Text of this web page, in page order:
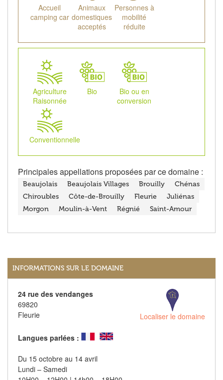
Accueil
camping car
Animaux
domestiques
acceptés
Personnes à
mobilité
réduite
Agriculture
Raisonnée
Bio
Bio ou en
conversion
Conventionnelle
Principales appellations proposées par ce domaine :
Beaujolais Beaujolais Villages Brouilly
Chénas
Chiroubles
Côte-de-Brouilly Fleurie
Juliénas
Morgon
Moulin-à-Vent Régnié Saint-Amour
INFORMATIONS SUR LE DOMAINE
24 rue des vendanges
69820
Fleurie
Localiser le domaine
Langues parlées :
Du 15 octobre au 14 avril
Lundi – Samedi